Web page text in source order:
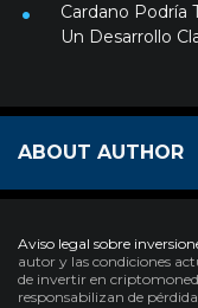
Cardano Podría
Un Desarrollo
ABOUT AUTHOR
Aviso legal sobre
autor y las condiciones
de invertir en
responsabilizan de